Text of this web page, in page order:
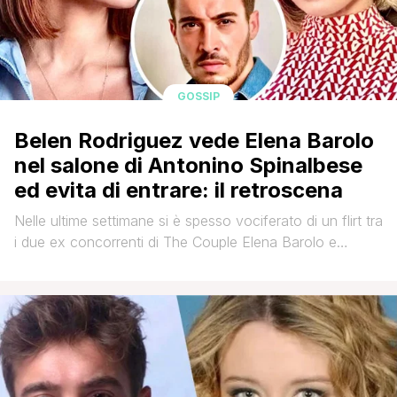
GOSSIP
Belen Rodriguez vede Elena Barolo
nel salone di Antonino Spinalbese
ed evita di entrare: il retroscena
Nelle ultime settimane si è spesso vociferato di un flirt tra
i due ex concorrenti di The Couple Elena Barolo e
deciso di approfondire la loro conoscenza,
frequentandosi anche al di fuori. Una frequentazione che
sembrerebbe aver indispettito Belen Rodriguez, ex [']